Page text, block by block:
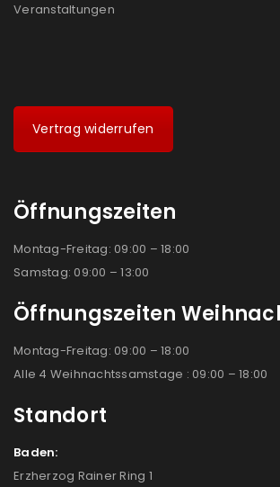
Veranstaltungen
Vertrag widerrufen
Öffnungszeiten
Montag-Freitag: 09:00 – 18:00
Samstag: 09:00 – 13:00
Öffnungszeiten
Montag-Freitag: 09:00 – 18:00
Alle 4 Weihnachtssamstage : 09:00 – 18:00
Standort
Baden:
Erzherzog Rainer Ring 1